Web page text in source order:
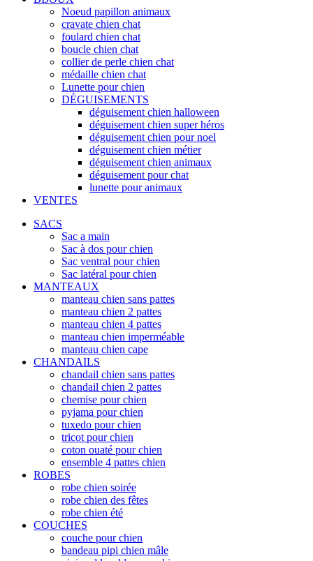
Noeud papillon animaux
cravate chien chat
foulard chien chat
boucle chien chat
collier de perle chien chat
médaille chien chat
Lunette pour chien
DÉGUISEMENTS
déguisement chien halloween
déguisement chien super héros
déguisement chien pour noel
déguisement chien métier
déguisement chien animaux
déguisement pour chat
lunette pour animaux
VENTES
SACS
Sac a main
Sac à dos pour chien
Sac ventral pour chien
Sac latéral pour chien
MANTEAUX
manteau chien sans pattes
manteau chien 2 pattes
manteau chien 4 pattes
manteau chien imperméable
manteau chien cape
CHANDAILS
chandail chien sans pattes
chandail chien 2 pattes
chemise pour chien
pyjama pour chien
tuxedo pour chien
tricot pour chien
coton ouaté pour chien
ensemble 4 pattes chien
ROBES
robe chien soirée
robe chien des fêtes
robe chien été
COUCHES
couche pour chien
bandeau pipi chien mâle